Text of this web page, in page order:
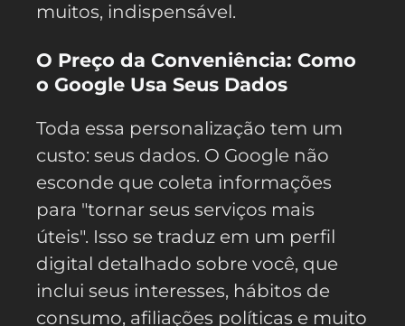
muitos, indispensável.
O Preço da Conveniência: Como
o Google Usa Seus Dados
Toda essa personalização tem um
custo: seus dados. O Google não
esconde que coleta informações
para "tornar seus serviços mais
úteis". Isso se traduz em um perfil
digital detalhado sobre você, que
inclui seus interesses, hábitos de
consumo, afiliações políticas e muito